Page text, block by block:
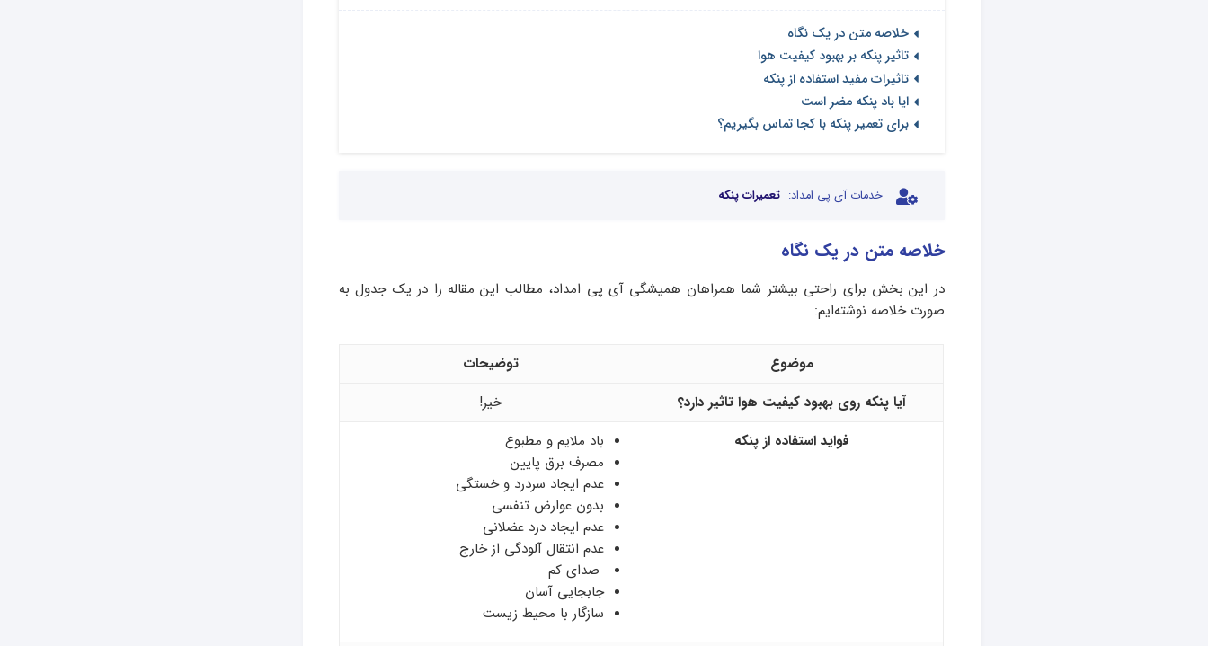
خلاصه متن در یک نگاه
تاثیر پنکه بر بهبود کیفیت هوا
تاثیرات مفید استفاده از پنکه
ایا باد پنکه مضر است
برای تعمیر پنکه با کجا تماس بگیریم؟
خدمات آی پی امداد: تعمیرات پنکه
خلاصه متن در یک نگاه
در این بخش برای راحتی بیشتر شما همراهان همیشگی آی پی امداد، مطالب این مقاله را در یک جدول به
صورت خلاصه نوشته‌ایم:
موضوع
توضیحات
آیا پنکه روی بهبود کیفیت هوا تاثیر دارد؟
خیر!
فواید استفاده از پنکه
باد ملایم و مطبوع
مصرف برق پایین
عدم ایجاد سردرد و خستگی
بدون عوارض تنفسی
عدم ایجاد درد عضلانی
عدم انتقال آلودگی از خارج
صدای کم
جابجایی آسان
سازگار با محیط زیست